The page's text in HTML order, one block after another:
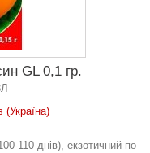
GL 0,1 гр.
110 днів), екзотичний по